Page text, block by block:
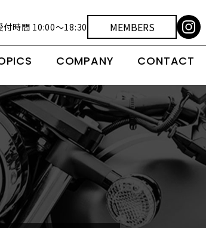
付時間 10:00～18:30 MEMBERS
COMPANY CONTACT